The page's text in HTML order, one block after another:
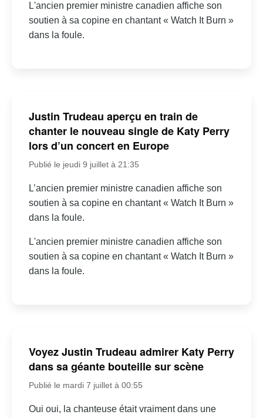
L'ancien premier ministre canadien affiche son
soutien à sa copine en chantant « Watch It Burn »
dans la foule.
Justin Trudeau aperçu en train de
chanter le nouveau single de Katy Perry
lors d’un concert en Europe
Publié le jeudi 9 juillet à 21:35
L’ancien premier ministre canadien affiche son
soutien à sa copine en chantant « Watch It Burn »
dans la foule.
L'ancien premier ministre canadien affiche son
soutien à sa copine en chantant « Watch It Burn »
dans la foule.
Voyez Justin Trudeau admirer Katy Perry
dans sa géante bouteille sur scène
Publié le mardi 7 juillet à 00:55
Oui oui, la chanteuse était vraiment dans une